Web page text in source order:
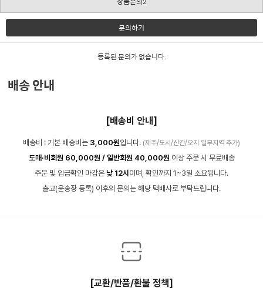
문의하기
등록된 문의가 없습니다.
배송 안내
[배송비 안내]
배송비 : 기본 배송비는 3,000원입니다. (제주/도서/산간/오지 일부지역 추가)
도매·비회원 60,000원 / 일반회원 40,000원 이상 주문 시 무료배송
주문 및 입금확인 마감은 낮 12시 이며, 확인까지 1~3일 소요됩니다.
출고(운송장 등록) 이후의 문의는 해당 택배사로 부탁드립니다.
[교환/반품/환불 정책]